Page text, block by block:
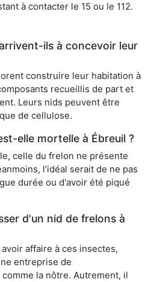
à contacter le 15 ou le 112.
ils à concevoir leur
construire leur habitation à
recueillis de part et
Leurs nids peuvent être
de cellulose.
elle mortelle à Ébreuil ?
celle du frelon ne présente
l’idéal serait de ne pas
durée ou d'avoir été piqué
d'un nid de frelons à
affaire à ces insectes,
entreprise de
la nôtre. Autrement, il